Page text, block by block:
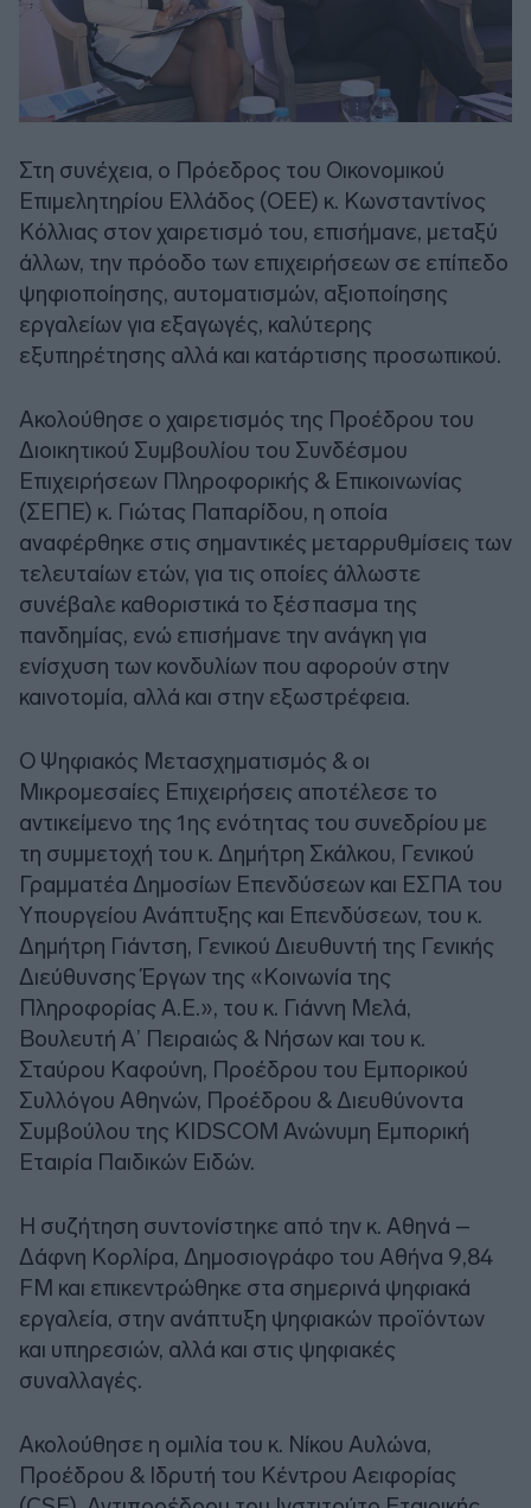
Στη συνέχεια, ο Πρόεδρος του Οικονομικού
Επιμελητηρίου Ελλάδος (ΟΕΕ) κ. Κωνσταντίνος
Κόλλιας στον χαιρετισμό του, επισήμανε, μεταξύ
άλλων, την πρόοδο των επιχειρήσεων σε επίπεδο
ψηφιοποίησης, αυτοματισμών, αξιοποίησης
εργαλείων για εξαγωγές, καλύτερης
εξυπηρέτησης αλλά και κατάρτισης προσωπικού.
Ακολούθησε ο χαιρετισμός της Προέδρου του
Διοικητικού Συμβουλίου του Συνδέσμου
Επιχειρήσεων Πληροφορικής & Επικοινωνίας
(ΣΕΠΕ) κ. Γιώτας Παπαρίδου, η οποία
αναφέρθηκε στις σημαντικές μεταρρυθμίσεις των
τελευταίων ετών, για τις οποίες άλλωστε
συνέβαλε καθοριστικά το ξέσπασμα της
πανδημίας, ενώ επισήμανε την ανάγκη για
ενίσχυση των κονδυλίων που αφορούν στην
καινοτομία, αλλά και στην εξωστρέφεια.
Ο Ψηφιακός Μετασχηματισμός & οι
Μικρομεσαίες Επιχειρήσεις αποτέλεσε το
αντικείμενο της 1ης ενότητας του συνεδρίου με
τη συμμετοχή του κ. Δημήτρη Σκάλκου, Γενικού
Γραμματέα Δημοσίων Επενδύσεων και ΕΣΠΑ του
Υπουργείου Ανάπτυξης και Επενδύσεων, του κ.
Δημήτρη Γιάντση, Γενικού Διευθυντή της Γενικής
Διεύθυνσης Έργων της «Κοινωνία της
Πληροφορίας Α.Ε.», του κ. Γιάννη Μελά,
Βουλευτή Α’ Πειραιώς & Νήσων και του κ.
Σταύρου Καφούνη, Προέδρου του Εμπορικού
Συλλόγου Αθηνών, Προέδρου & Διευθύνοντα
Συμβούλου της KIDSCOM Ανώνυμη Εμπορική
Εταιρία Παιδικών Ειδών.
Η συζήτηση συντονίστηκε από την κ. Αθηνά –
Δάφνη Κορλίρα, Δημοσιογράφο του Αθήνα 9,84
FM και επικεντρώθηκε στα σημερινά ψηφιακά
εργαλεία, στην ανάπτυξη ψηφιακών προϊόντων
και υπηρεσιών, αλλά και στις ψηφιακές
συναλλαγές.
Ακολούθησε η ομιλία του κ. Νίκου Αυλώνα,
Προέδρου & Ιδρυτή του Κέντρου Αειφορίας